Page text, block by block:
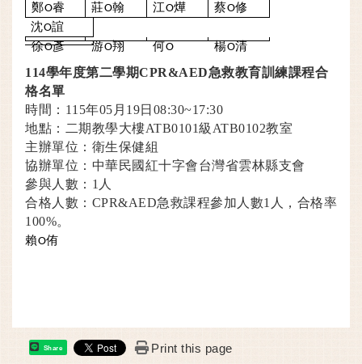
鄭O睿 莊O翰 江O燁 蔡O修
沈O誼
徐O彥 游O翔 何O 楊O清
114學年度第二學期CPR&AED急救教育訓練課程合
格名單
時間：115年05月19日08:30~17:30
地點：二期教學大樓ATB0101級ATB0102教室
主辦單位：衛生保健組
協辦單位：中華民國紅十字會台灣省雲林縣支會
參與人數：1人
合格人數：CPR&AED急救課程參加人數1人，合格率
100%。
賴O侑
Share Print this page